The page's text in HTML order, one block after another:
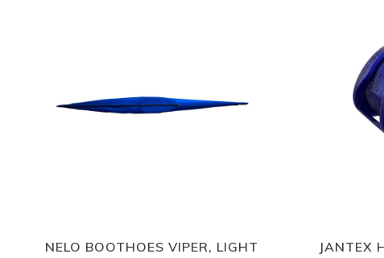
NELO BOOTHOES VIPER, LIGHT JANTEX